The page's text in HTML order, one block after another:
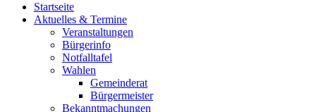
Startseite
Aktuelles & Termine
Veranstaltungen
Bürgerinfo
Notfalltafel
Wahlen
Gemeinderat
Bürgermeister
Bekanntmachungen